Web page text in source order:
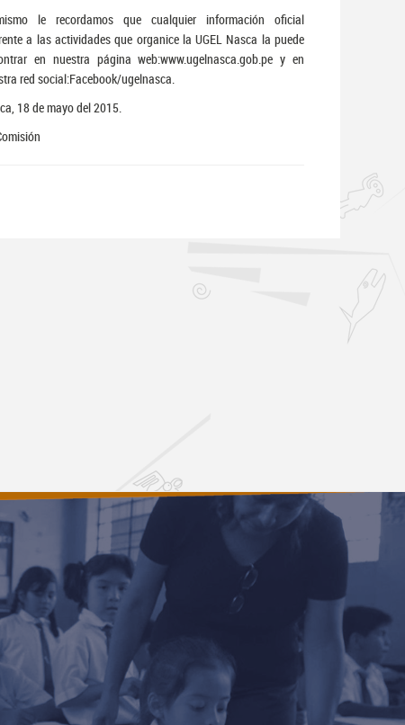
le recordamos que cualquier información oficial
a las actividades que organice la UGEL Nasca la puede
en nuestra página web:www.ugelnasca.gob.pe y en
red social:Facebook/ugelnasca.
18 de mayo del 2015.